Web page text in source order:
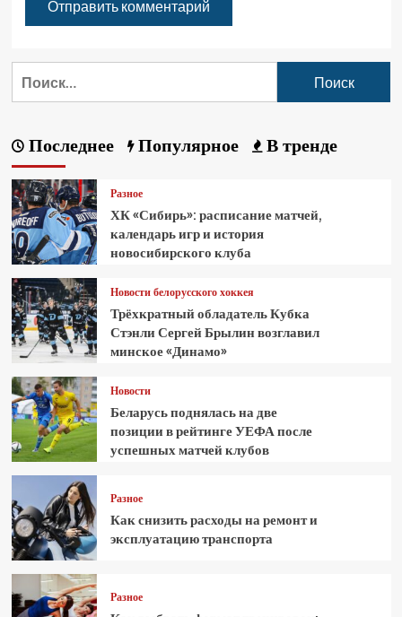
Последнее Популярное В тренде
Разное
ХК «Сибирь»: расписание матчей,
календарь игр и история
новосибирского клуба
Новости белорусского хоккея
Трёхкратный обладатель Кубка
Стэнли Сергей Брылин возглавил
минское «Динамо»
Новости
Беларусь поднялась на две
позиции в рейтинге УЕФА после
успешных матчей клубов
Разное
Как снизить расходы на ремонт и
эксплуатацию транспорта
Разное